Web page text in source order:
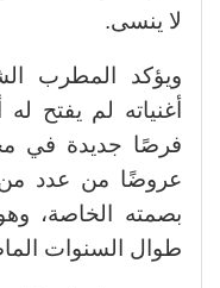
لا ينسى.
ويؤكد المطرب
أغنياته لم يفتح
فرصًا جديدة في
عروضًا من عدد من
بصمته الخاصة،
طوال السنوات